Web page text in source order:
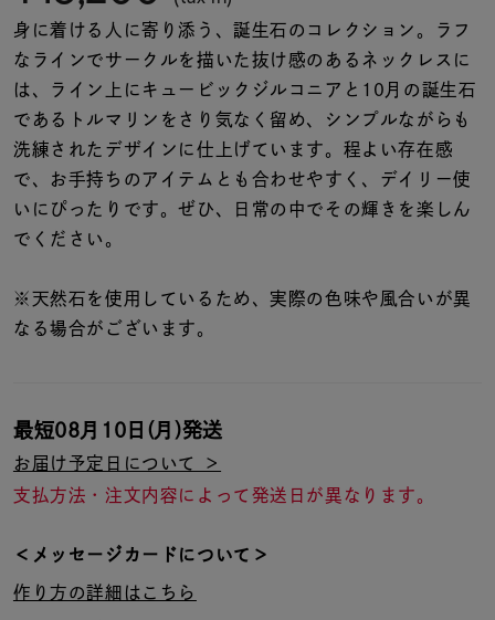
着用シーン
コレクション
レディース
リングサイズ
メンズ
リングサイズ
～
在庫 在庫ありのみ すべて表示
身に着ける人に寄り添う、誕生石のコレクション。ラフ
なラインでサークルを描いた抜け感のあるネックレスに
は、ライン上にキュービックジルコニアと10月の誕生石
であるトルマリンをさり気なく留め、シンプルながらも
洗練されたデザインに仕上げています。程よい存在感
で、お手持ちのアイテムとも合わせやすく、デイリー使
いにぴったりです。ぜひ、日常の中でその輝きを楽しん
でください。
※天然石を使用しているため、実際の色味や風合いが異
なる場合がございます。
最短08月10日(月)発送
お届け予定日について ＞
支払方法・注文内容によって発送日が異なります。
＜メッセージカードについて＞
作り方の詳細はこちら